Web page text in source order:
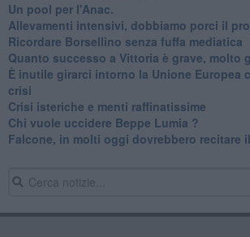
​Un pool per l'Anac.
Allevamenti intensivi, dobbiamo porci il
Ricordare Borsellino senza fuffa mediatica
​Quanto successo a Vittoria è grave, molto
​È inutile girarci intorno la Unione Europea
crisi
Crisi isteriche e menti raffinatissime
Chi vuole uccidere Beppe Lumia ?
Falcone, in molti oggi dovrebbero recitare